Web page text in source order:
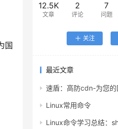
国
12.5K
文章
2
评论
7
问题
关注
最近文章
速盾：高防cdn-为您
Linux常用命令
Linux命令学习总结：